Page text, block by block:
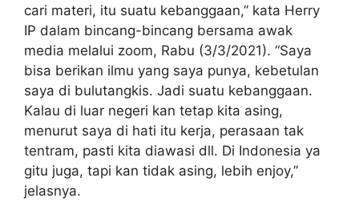
cari materi, itu suatu kebanggaan,” kata Herry
IP dalam bincang-bincang bersama awak
media melalui zoom, Rabu (3/3/2021). “Saya
bisa berikan ilmu yang saya punya, kebetulan
saya di bulutangkis. Jadi suatu kebanggaan.
Kalau di luar negeri kan tetap kita asing,
menurut saya di hati itu kerja, perasaan tak
tentram, pasti kita diawasi dll. Di Indonesia ya
gitu juga, tapi kan tidak asing, lebih enjoy,”
jelasnya.